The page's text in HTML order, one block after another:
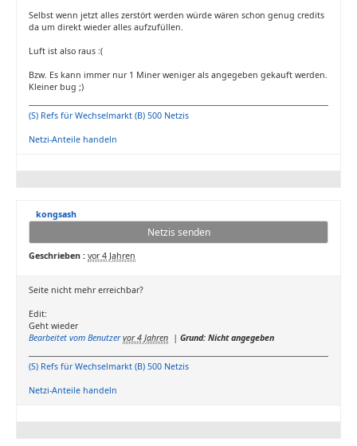
Selbst wenn jetzt alles zerstört werden würde wären schon genug credits
da um direkt wieder alles aufzufüllen.
Luft ist also raus :(
Bzw. Es kann immer nur 1 Miner weniger als angegeben gekauft werden.
Kleiner bug ;)
(S) Refs für Wechselmarkt (B) 500 Netzis
Netzi-Anteile handeln
kongsash
Netzis senden
Geschrieben : vor 4 Jahren
Seite nicht mehr erreichbar?
Edit:
Geht wieder
Bearbeitet vom Benutzer vor 4 Jahren | Grund: Nicht angegeben
(S) Refs für Wechselmarkt (B) 500 Netzis
Netzi-Anteile handeln